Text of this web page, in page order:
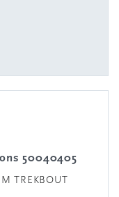
50040405
TREKBOUT